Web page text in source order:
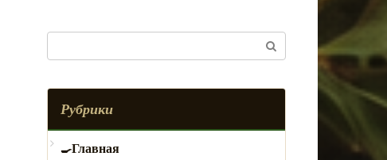
Рубрики
Главная